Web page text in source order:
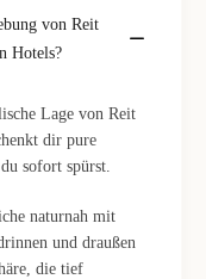
von Reit
Hotels?
Lage von Reit
dir pure
sofort spürst.
naturnah mit
und draußen
die tief